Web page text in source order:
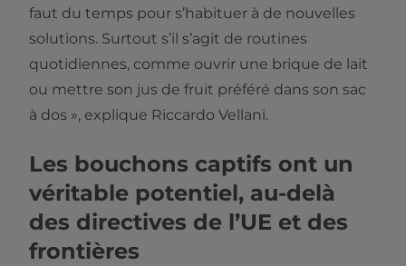
faut du temps pour s’habituer à de nouvelles
solutions. Surtout s’il s’agit de routines
quotidiennes, comme ouvrir une brique de lait
ou mettre son jus de fruit préféré dans son sac
à dos », explique Riccardo Vellani.
Les bouchons captifs ont un
véritable potentiel, au-delà
des directives de l’UE et des
frontières